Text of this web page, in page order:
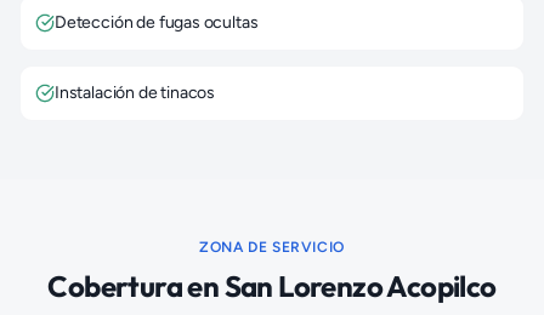
Detección de fugas ocultas
Instalación de tinacos
ZONA DE SERVICIO
Cobertura enSan Lorenzo Acopilco